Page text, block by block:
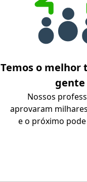
Temos o melhor
gente
Nossos
aprovaram
e o próximo pode